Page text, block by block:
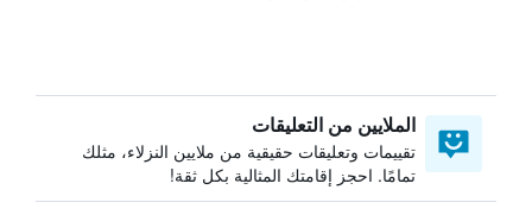
الملايين من التعليقات
تقييمات وتعليقات حقيقية من ملايين النزلاء، مثلك
تمامًا. احجز إقامتك المثالية بكل ثقة!